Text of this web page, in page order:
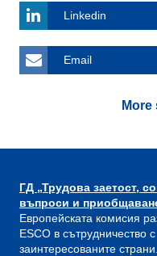
Linkedin
Email
ГД „Трудова заетост,
въпроси и
Европейската комисия
ESCO в сътрудничество с
заинтересованите страни.